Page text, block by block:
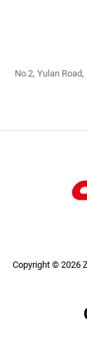
No.2, Yulan
Copyright © 2026